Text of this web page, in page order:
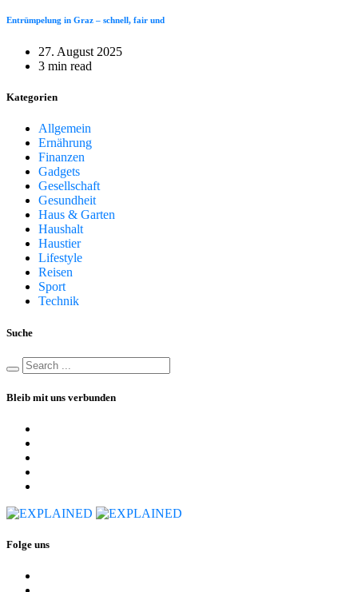
Entrümpelung in Graz – schnell, fair und
27. August 2025
3 min read
Kategorien
Allgemein
Ernährung
Finanzen
Gadgets
Gesellschaft
Gesundheit
Haus & Garten
Haushalt
Haustier
Lifestyle
Reisen
Sport
Technik
Suche
Bleib mit uns verbunden
Folge uns